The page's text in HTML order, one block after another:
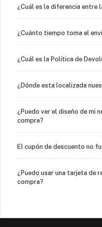
¿Cuál es la diferencia entre
¿Cuánto tiempo toma el
¿Cuál es la Política de
¿Dónde esta localizada
¿Puedo ver el diseño de mi
compra?
El cupón de descuento no
¿Puedo usar una tarjeta de
compra?